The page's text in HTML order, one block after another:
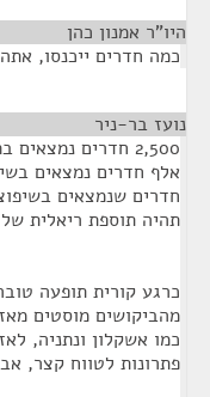
היו"ר אמנון כהן
כמה חדרים ייכנסו,
נועז בר-ניר
2,500 חדרים
אלף חדרים נמצאים
חדרים שנמצאים
תהיה תוספת ריאלית
כרגע קורית תופעה
מהביקושים מוסטים
כמו אשקלון ונתניה,
פתרונות לטווח קצר,